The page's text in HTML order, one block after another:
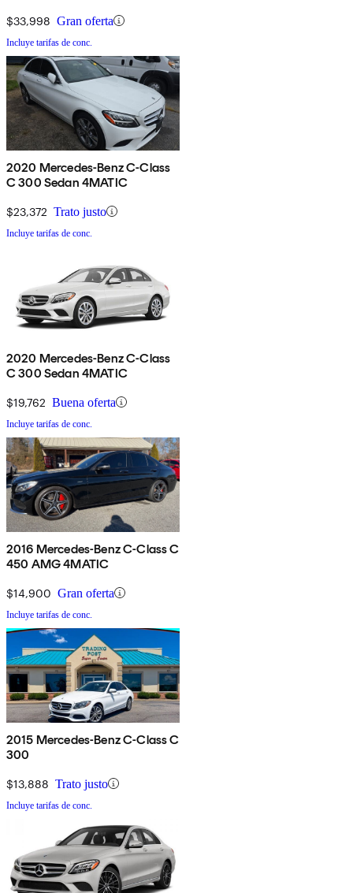
$33,998 Gran oferta
Incluye tarifas de conc.
2020 Mercedes-Benz C-Class
C 300 Sedan 4MATIC
$23,372 Trato justo
Incluye tarifas de conc.
2020 Mercedes-Benz C-Class
C 300 Sedan 4MATIC
$19,762 Buena oferta
Incluye tarifas de conc.
2016 Mercedes-Benz C-Class C
450 AMG 4MATIC
$14,900 Gran oferta
Incluye tarifas de conc.
2015 Mercedes-Benz C-Class C
300
$13,888 Trato justo
Incluye tarifas de conc.